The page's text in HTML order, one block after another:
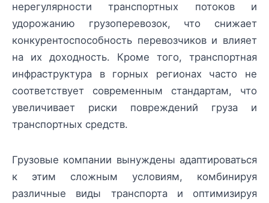
нерегулярности транспортных потоков и
удорожанию грузоперевозок, что снижает
конкурентоспособность перевозчиков и влияет
на их доходность. Кроме того, транспортная
инфраструктура в горных регионах часто не
соответствует современным стандартам, что
увеличивает риски повреждений груза и
транспортных средств.
Грузовые компании вынуждены адаптироваться
к этим сложным условиям, комбинируя
различные виды транспорта и оптимизируя